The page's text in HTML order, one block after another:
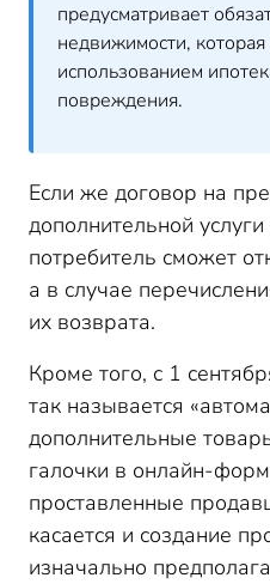
предусматривает
недвижимости, которая
использованием
повреждения.
Если же договор на
дополнительной
потребитель сможет
а в случае
их возврата.
Кроме того, с 1
так называется
дополнительные
галочки в онлайн-
проставленные
касается и создание
изначально